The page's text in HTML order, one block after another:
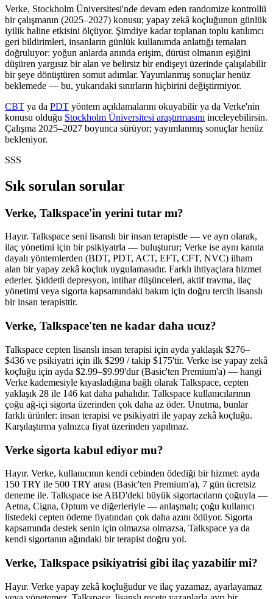
Verke, Stockholm Üniversitesi'nde devam eden randomize kontrollü
bir çalışmanın (2025–2027) konusu; yapay zekâ koçluğunun günlük
iyilik haline etkisini ölçüyor. Şimdiye kadar toplanan toplu katılımcı
geri bildirimleri, insanların günlük kullanımda anlattığı temaları
doğruluyor: yoğun anlarda anında erişim, dürüst olmanın eşiğini
düşüren yargısız bir alan ve belirsiz bir endişeyi üzerinde çalışılabilir
bir şeye dönüştüren somut adımlar. Yayımlanmış sonuçlar henüz
beklemede — bu, yukarıdaki sınırların hiçbirini değiştirmiyor.
CBT ya da PDT yöntem açıklamalarını okuyabilir ya da Verke'nin
konusu olduğu Stockholm Üniversitesi araştırmasını inceleyebilirsin.
Çalışma 2025–2027 boyunca sürüyor; yayımlanmış sonuçlar henüz
bekleniyor.
SSS
Sık sorulan sorular
Verke, Talkspace'in yerini tutar mı?
Hayır. Talkspace seni lisanslı bir insan terapistle — ve ayrı olarak,
ilaç yönetimi için bir psikiyatrla — buluşturur; Verke ise aynı kanıta
dayalı yöntemlerden (BDT, PDT, ACT, EFT, CFT, NVC) ilham
alan bir yapay zekâ koçluk uygulamasıdır. Farklı ihtiyaçlara hizmet
ederler. Şiddetli depresyon, intihar düşünceleri, aktif travma, ilaç
yönetimi veya sigorta kapsamındaki bakım için doğru tercih lisanslı
bir insan terapisttir.
Verke, Talkspace'ten ne kadar daha ucuz?
Talkspace cepten lisanslı insan terapisi için ayda yaklaşık $276–
$436 ve psikiyatri için ilk $299 / takip $175'tir. Verke ise yapay zekâ
koçluğu için ayda $2.99–$9.99'dur (Basic'ten Premium'a) — hangi
Verke kademesiyle kıyasladığına bağlı olarak Talkspace, cepten
yaklaşık 28 ile 146 kat daha pahalıdır. Talkspace kullanıcılarının
çoğu ağ-içi sigorta üzerinden çok daha az öder. Unutma, bunlar
farklı ürünler: insan terapisi ve psikiyatri ile yapay zekâ koçluğu.
Karşılaştırma yalnızca fiyat üzerinden yapılmaz.
Verke sigorta kabul ediyor mu?
Hayır. Verke, kullanıcının kendi cebinden ödediği bir hizmet: ayda
150 TRY ile 500 TRY arası (Basic'ten Premium'a), 7 gün ücretsiz
deneme ile. Talkspace ise ABD'deki büyük sigortacıların çoğuyla —
Aetna, Cigna, Optum ve diğerleriyle — anlaşmalı; çoğu kullanıcı
listedeki cepten ödeme fiyatından çok daha azını ödüyor. Sigorta
kapsamında destek senin için olmazsa olmazsa, Talkspace ya da
kendi sigortanın ağındaki bir terapist doğru yol.
Verke, Talkspace psikiyatrisi gibi ilaç yazabilir mi?
Hayır. Verke yapay zekâ koçluğudur ve ilaç yazamaz, ayarlayamaz